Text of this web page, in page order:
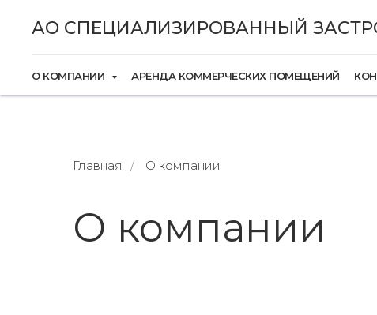
АО СПЕЦИАЛИЗИРОВАННЫЙ
О КОМПАНИИ АРЕНДА КОММЕРЧЕСКИХ ПОМЕЩЕНИЙ
Главная / О компании
О компании